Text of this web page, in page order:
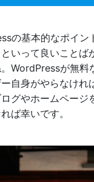
の基本的なポイン
いって良いことば
WordPressが無料
自身がやらなけれ
グやホームページ
ば幸いです。